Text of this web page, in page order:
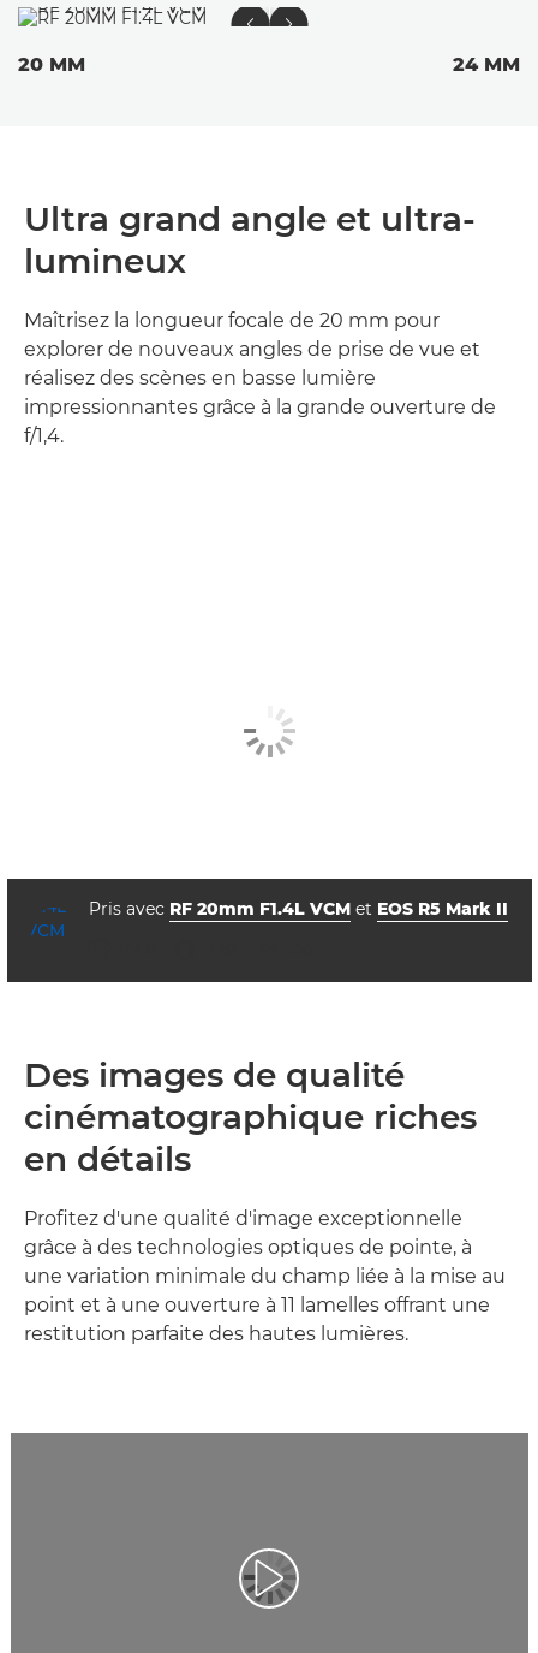
20 MM 24 MM
Pris avec RF 20mm F1.4L VCMet EOS R5 Mark II
Ultra grand angle et ultra-
lumineux
Maîtrisez la longueur focale de 20 mm pour
explorer de nouveaux angles de prise de vue et
réalisez des scènes en basse lumière
impressionnantes grâce à la grande ouverture de
f/1,4.
Des images de qualité
cinématographique riches
en détails
Profitez d'une qualité d'image exceptionnelle
grâce à des technologies optiques de pointe, à
une variation minimale du champ liée à la mise au
point et à une ouverture à 11 lamelles offrant une
restitution parfaite des hautes lumières.